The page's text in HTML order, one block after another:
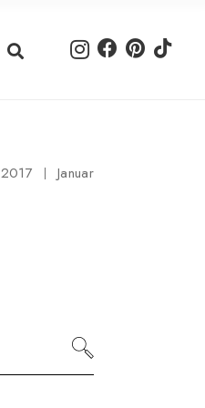
2017 Januar